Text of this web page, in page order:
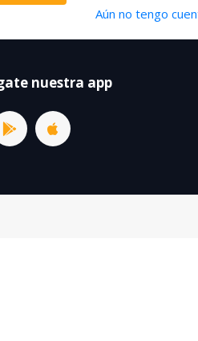
Aún no tengo
nuestra app